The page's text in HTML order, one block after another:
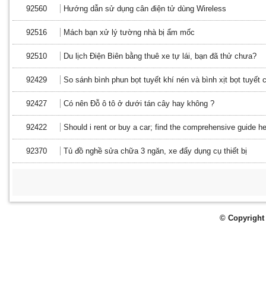
92560 Hướng dẫn sử dụng cân điện tử dùng Wireless
92516 Mách bạn xử lý tường nhà bị ẩm mốc
92510 Du lịch Điện Biên bằng thuê xe tự lái, bạn đã thử chưa?
92429 So sánh bình phun bọt tuyết khí nén và bình xịt bọt tuyết
92427 Có nên Đỗ ô tô ở dưới tán cây hay không ?
92422 Should i rent or buy a car; find the comprehensive guide
92370 Tủ đồ nghề sửa chữa 3 ngăn, xe đẩy dụng cụ thiết bị
© Copyright